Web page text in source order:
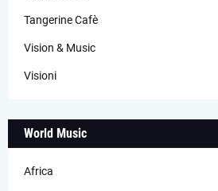
Tangerine Cafè
Vision & Music
Visioni
World Music
Africa